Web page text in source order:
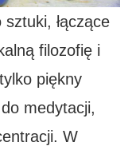
łączące
filozofię i
piękny
medytacji,
W